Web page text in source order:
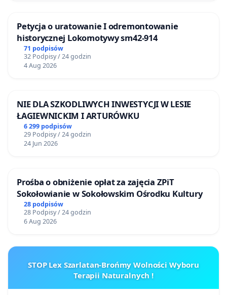
Petycja o uratowanie I odremontowanie
historycznej Lokomotywy sm42-914
71 podpisów
32 Podpisy / 24 godzin
4 Aug 2026
NIE DLA SZKODLIWYCH INWESTYCJI W LESIE
ŁAGIEWNICKIM I ARTURÓWKU
6 299 podpisów
29 Podpisy / 24 godzin
24 Jun 2026
Prośba o obniżenie opłat za zajęcia ZPiT
Sokołowianie w Sokołowskim Ośrodku Kultury
28 podpisów
28 Podpisy / 24 godzin
6 Aug 2026
STOP Lex Szarlatan-Brońmy Wolności Wyboru
Terapii Naturalnych !